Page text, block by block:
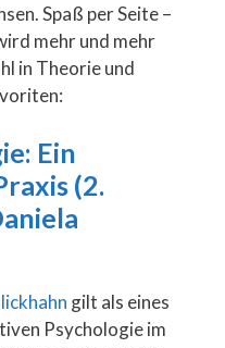
Spaß per Seite –
mehr und mehr
in Theorie und
Ein
(2.
gilt als eines
Psychologie im